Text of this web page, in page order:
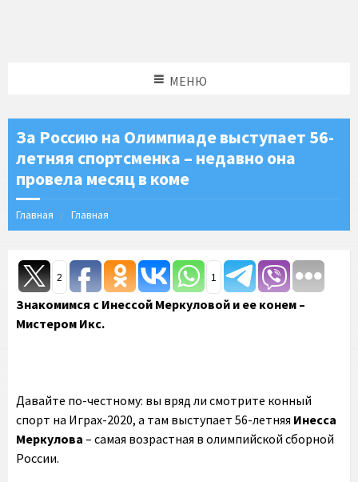
МЕНЮ
За Россию на Олимпиаде выступает 56-
летняя спортсменка – недавно она
провела месяц в коме
Главная Главная
2 1
Знакомимся с Инессой Меркуловой и ее конем –
Мистером Икс.
Давайте по-честному: вы вряд ли смотрите конный
спорт на Играх-2020, а там выступает 56-летняя Инесса
Меркулова – самая возрастная в олимпийской сборной
России.